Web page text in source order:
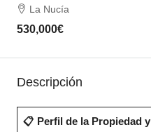
La Nucía
530,000€
Descripción
📋 Perfil de la Propiedad y